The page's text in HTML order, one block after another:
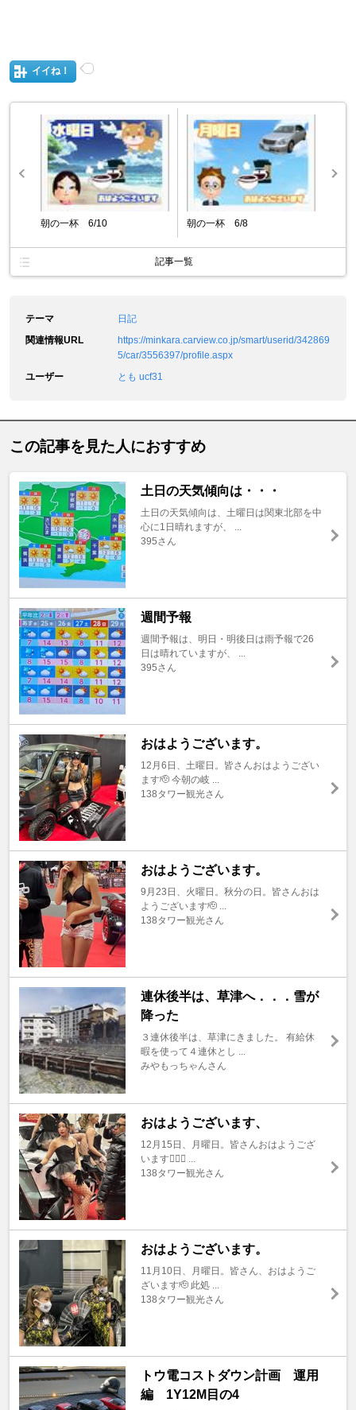
イイね！
朝の一杯 6/10 朝の一杯 6/8
記事一覧
テーマ
日記
関連情報URL
https://minkara.carview.co.jp/smart/userid/342869
5/car/3556397/profile.aspx
ユーザー
とも ucf31
この記事を見た人におすすめ
土日の天気傾向は・・・
土日の天気傾向は、土曜日は関東北部を中
心に1日晴れますが、 ...
395さん
週間予報
週間予報は、明日・明後日は雨予報で26
日は晴れていますが、 ...
395さん
おはようございます。
12月6日、土曜日。皆さんおはようござい
ます🫡 今朝の岐 ...
138タワー観光さん
おはようございます。
9月23日、火曜日。秋分の日。皆さんおは
ようございます🫡 ...
138タワー観光さん
連休後半は、草津へ．．．雪が
降った
３連休後半は、草津にきました。 有給休
暇を使って４連休とし ...
みやもっちゃんさん
おはようございます、
12月15日、月曜日。皆さんおはようござ
います🙇🏼‍♂ ...
138タワー観光さん
おはようございます。
11月10日、月曜日。皆さん、おはようご
ざいます🫡 此処 ...
138タワー観光さん
トウ電コストダウン計画 運用
編 1Y12M目の4